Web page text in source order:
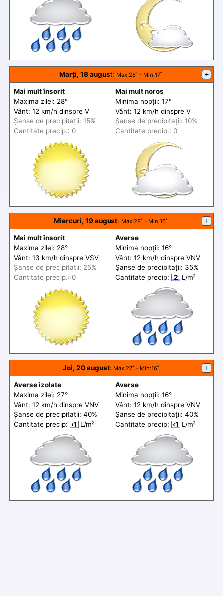
Marți, 18 august: Max:28˚ - Min:17˚ +
Mai mult însorit
Maxima zilei: 28°
Vânt: 12 km/h dinspre V
Șanse de precipitații: 15%
Cantitate precip.: 0
Mai mult noros
Minima nopții: 17°
Vânt: 12 km/h dinspre V
Șanse de precipitații: 10%
Cantitate precip.: 0
Miercuri, 19 august: Max:28˚ - Min:16˚ +
Mai mult însorit
Maxima zilei: 28°
Vânt: 13 km/h dinspre VSV
Șanse de precipitații: 25%
Cantitate precip.: 0
Averse
Minima nopții: 16°
Vânt: 12 km/h dinspre VNV
Șanse de precipitații: 35%
Cantitate precip:
2 L/m²
Joi, 20 august: Max:27˚ - Min:16˚ +
Averse izolate
Maxima zilei: 27°
Vânt: 12 km/h dinspre VNV
Șanse de precipitații: 40%
Cantitate precip: ‹1 L/m²
Averse
Minima nopții: 16°
Vânt: 12 km/h dinspre VNV
Șanse de precipitații: 40%
Cantitate precip: ‹1 L/m²